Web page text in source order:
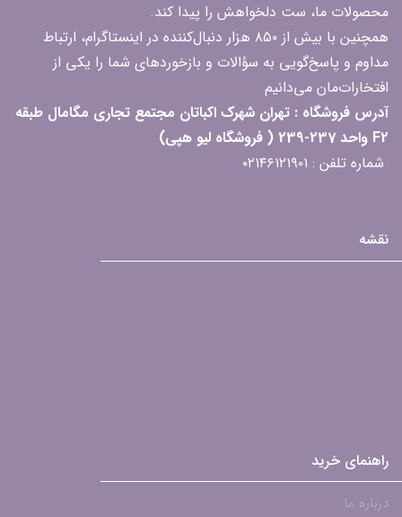
محصولات ما، ست دلخواهش را پیدا کند.
همچنین با بیش از ۸۵۰ هزار دنبال‌کننده در اینستاگرام، ارتباط
مداوم و پاسخ‌گویی به سؤالات و بازخوردهای شما را یکی از
افتخارات‌مان می‌دانیم
آدرس فروشگاه : تهران شهرک اکباتان مجتمع تجاری مگامال طبقه
F2 واحد 237-239 ( فروشگاه لیو هپی)
شماره تلفن : ۰۲۱۴۶۱۲۱۹۰۱
نقشه
راهنمای خرید
درباره ما